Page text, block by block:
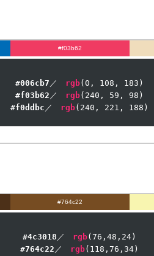
#f03b62
#006cb7 ／ rgb( 0 , 108 , 183
#f03b62 ／ rgb( 240 , 59 , 98
#f0ddbc ／ rgb( 240 , 221 , 188 )
#764c22
#4c3018 ／ rgb( 76 , 48 , 24
#764c22 ／ rgb( 118 , 76 , 34